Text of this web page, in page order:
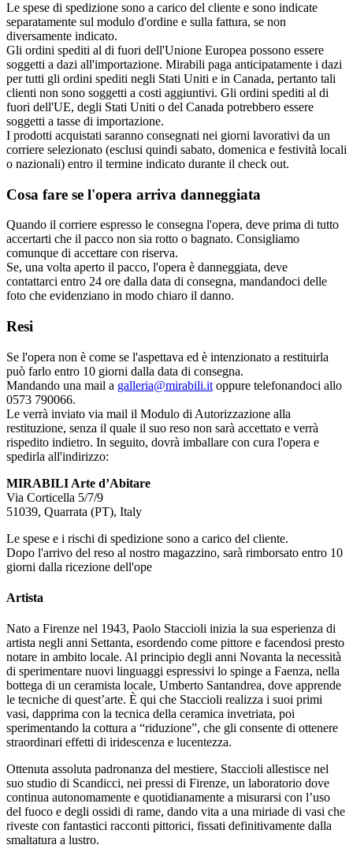
Le spese di spedizione sono a carico del cliente e sono indicate
separatamente sul modulo d'ordine e sulla fattura, se non
diversamente indicato.
Gli ordini spediti al di fuori dell'Unione Europea possono essere
soggetti a dazi all'importazione. Mirabili paga anticipatamente i dazi
per tutti gli ordini spediti negli Stati Uniti e in Canada, pertanto tali
clienti non sono soggetti a costi aggiuntivi. Gli ordini spediti al di
fuori dell'UE, degli Stati Uniti o del Canada potrebbero essere
soggetti a tasse di importazione.
I prodotti acquistati saranno consegnati nei giorni lavorativi da un
corriere selezionato (esclusi quindi sabato, domenica e festività locali
o nazionali) entro il termine indicato durante il check out.
Cosa fare se l'opera arriva danneggiata
Quando il corriere espresso le consegna l'opera, deve prima di tutto
accertarti che il pacco non sia rotto o bagnato. Consigliamo
comunque di accettare con riserva.
Se, una volta aperto il pacco, l'opera è danneggiata, deve
contattarci entro 24 ore dalla data di consegna, mandandoci delle
foto che evidenziano in modo chiaro il danno.
Resi
Se l'opera non è come se l'aspettava ed è intenzionato a restituirla
può farlo entro 10 giorni dalla data di consegna.
Mandando una mail a galleria@mirabili.it oppure telefonandoci allo
0573 790066.
Le verrà inviato via mail il Modulo di Autorizzazione alla
restituzione, senza il quale il suo reso non sarà accettato e verrà
rispedito indietro. In seguito, dovrà imballare con cura l'opera e
spedirla all'indirizzo:
MIRABILI Arte d’Abitare
Via Corticella 5/7/9
51039, Quarrata (PT), Italy
Le spese e i rischi di spedizione sono a carico del cliente.
Dopo l'arrivo del reso al nostro magazzino, sarà rimborsato entro 10
giorni dalla ricezione dell'ope
Artista
Nato a Firenze nel 1943, Paolo Staccioli inizia la sua esperienza di
artista negli anni Settanta, esordendo come pittore e facendosi presto
notare in ambito locale. Al principio degli anni Novanta la necessità
di sperimentare nuovi linguaggi espressivi lo spinge a Faenza, nella
bottega di un ceramista locale, Umberto Santandrea, dove apprende
le tecniche di quest’arte. È qui che Staccioli realizza i suoi primi
vasi, dapprima con la tecnica della ceramica invetriata, poi
sperimentando la cottura a “riduzione”, che gli consente di ottenere
straordinari effetti di iridescenza e lucentezza.
Ottenuta assoluta padronanza del mestiere, Staccioli allestisce nel
suo studio di Scandicci, nei pressi di Firenze, un laboratorio dove
continua autonomamente e quotidianamente a misurarsi con l’uso
del fuoco e degli ossidi di rame, dando vita a una miriade di vasi che
riveste con fantastici racconti pittorici, fissati definitivamente dalla
smaltatura a lustro.